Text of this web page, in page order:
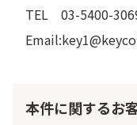
TEL 03-5400-
本件に関するお